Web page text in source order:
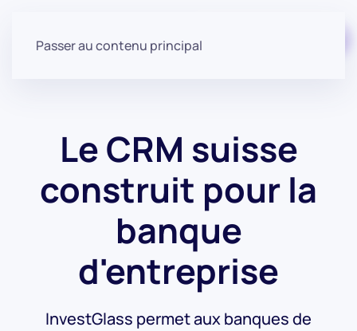
Passer au contenu principal
Le CRM suisse
construit pour la
banque
d'entreprise
InvestGlass permet aux banques de